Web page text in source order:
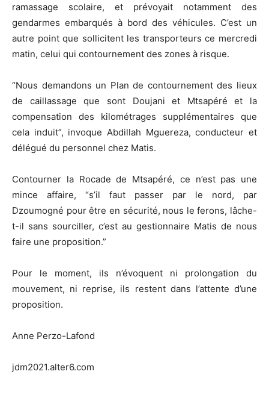
ramassage scolaire, et prévoyait notamment des
gendarmes embarqués à bord des véhicules. C’est un
autre point que sollicitent les transporteurs ce mercredi
matin, celui qui contournement des zones à risque.
“Nous demandons un Plan de contournement des lieux
de caillassage que sont Doujani et Mtsapéré et la
compensation des kilométrages supplémentaires que
cela induit”, invoque Abdillah Mguereza, conducteur et
délégué du personnel chez Matis.
Contourner la Rocade de Mtsapéré, ce n’est pas une
mince affaire, “s’il faut passer par le nord, par
Dzoumogné pour être en sécurité, nous le ferons, lâche-
t-il sans sourciller, c’est au gestionnaire Matis de nous
faire une proposition.”
Pour le moment, ils n’évoquent ni prolongation du
mouvement, ni reprise, ils restent dans l’attente d’une
proposition.
Anne Perzo-Lafond
jdm2021.alter6.com